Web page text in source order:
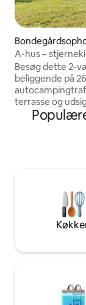
polis
A-hus –
Besøg dette 2-
beliggende på
terrasse og
minutter fra
Highway i-70 er
dig til en
10 minutter væk
ejendommen.
vand, hvis du